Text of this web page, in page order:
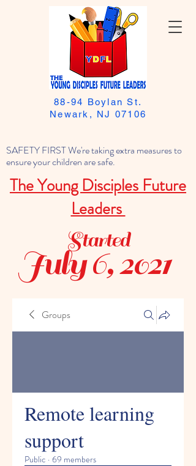
SAFETY FIRST We're taking extra measures to
ensure your children are safe.
The Young Disciples Future
Leaders
88-94 Boylan St.
Newark, NJ 07106
July 6, 2021
Started
Groups
Remote learning
support
Public · 69 members